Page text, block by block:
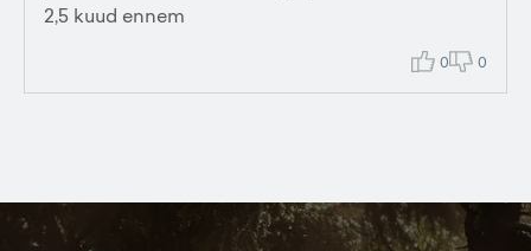
2,5 kuud ennem
0 0